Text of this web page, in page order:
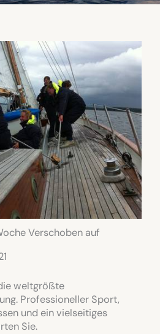
Verschoben auf
weltgrößte
Professioneller Sport,
und ein vielseitiges
Sie.